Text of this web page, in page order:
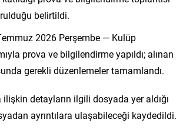
belirtildi.
2026 Perşembe — Kulüp
prova ve bilgilendirme yapıldı; alınan
gerekli düzenlemeler tamamlandı.
detayların ilgili dosyada yer aldığı
ayrıntılara ulaşabileceği kaydedildi.